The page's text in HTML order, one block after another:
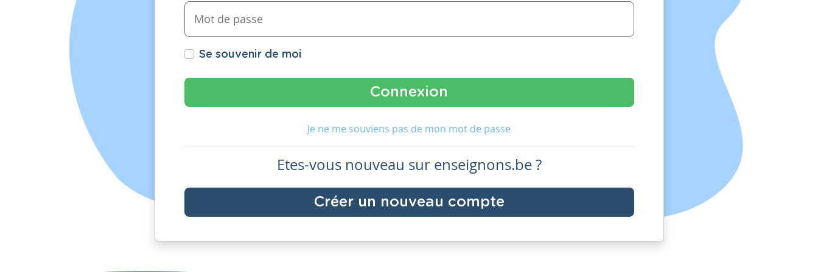
Se souvenir de moi
Je ne me souviens pas de mon mot de passe
Etes-vous nouveau sur enseignons.be ?
Créer un nouveau compte